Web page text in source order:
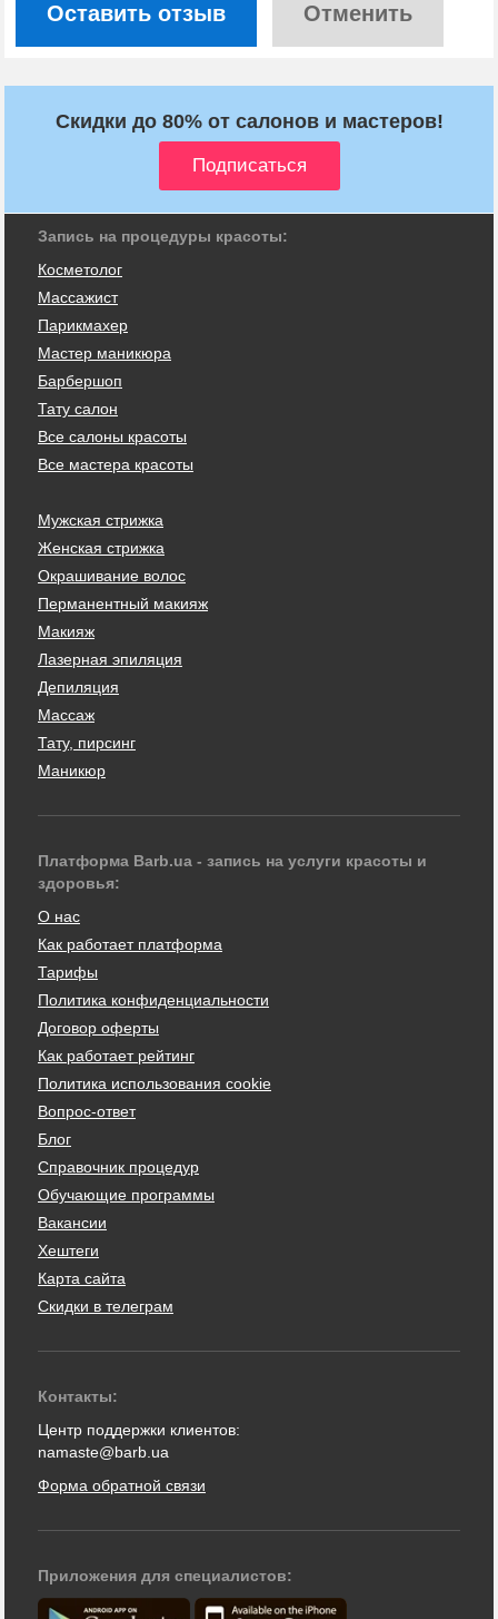
Оставить отзыв Отменить
Скидки до 80% от салонов и мастеров!
Запись на процедуры красоты:
Косметолог
Массажист
Парикмахер
Мастер маникюра
Барбершоп
Тату салон
Все салоны красоты
Все мастера красоты
Мужская стрижка
Женская стрижка
Окрашивание волос
Перманентный макияж
Макияж
Лазерная эпиляция
Депиляция
Массаж
Тату, пирсинг
Маникюр
Платформа Barb.ua - запись на услуги красоты и
здоровья:
О нас
Как работает платформа
Тарифы
Политика конфиденциальности
Договор оферты
Как работает рейтинг
Политика использования cookie
Вопрос-ответ
Блог
Справочник процедур
Обучающие программы
Вакансии
Хештеги
Карта сайта
Скидки в телеграм
Контакты:
Центр поддержки клиентов:
namaste@barb.ua
Форма обратной связи
Приложения для специалистов: